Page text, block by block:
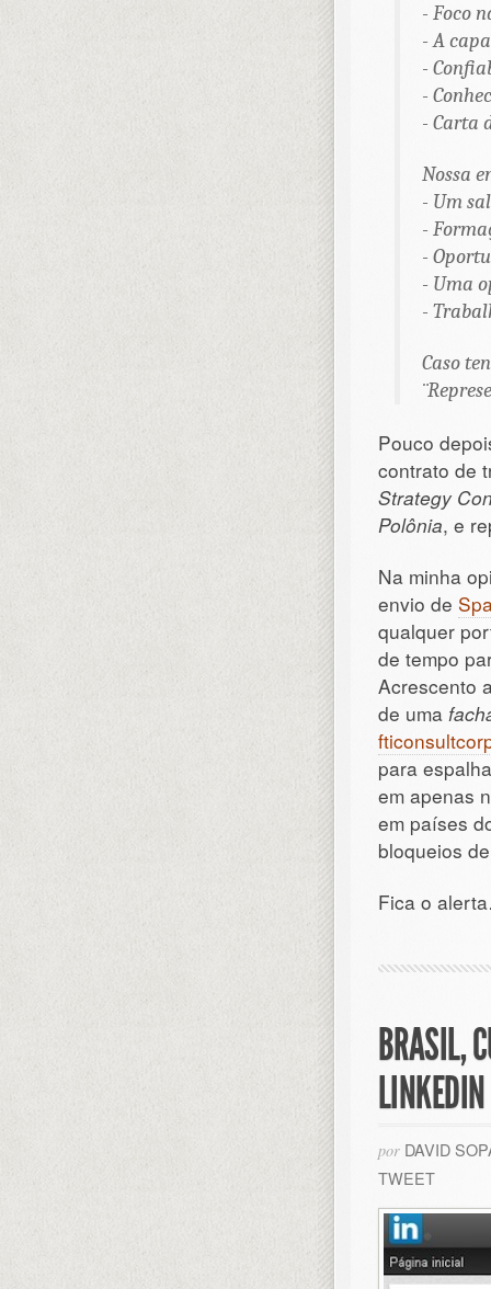
- Foco
- A
-
-
- Carta
Nossa
- Um
-
-
- Uma
-
Caso
Pouco
contrato de
Strategy
Polônia, e
Na minha
envio de
qualquer
de tempo
Acrescento
de uma
para
em apenas
em países
bloqueios
Fica o
BRASIL,
LINKEDIN
por DAVID
TWEET